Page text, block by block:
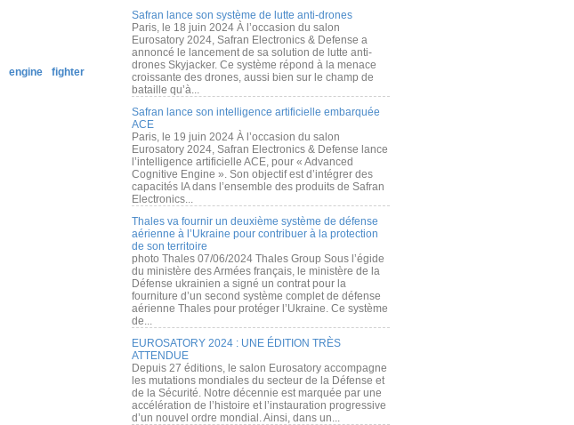
engine
fighter
Safran lance son système de lutte anti-drones
Paris, le 18 juin 2024 À l’occasion du salon
Eurosatory 2024, Safran Electronics & Defense a
annoncé le lancement de sa solution de lutte anti-
drones Skyjacker. Ce système répond à la menace
croissante des drones, aussi bien sur le champ de
bataille qu’à...
Safran lance son intelligence artificielle embarquée
ACE
Paris, le 19 juin 2024 À l’occasion du salon
Eurosatory 2024, Safran Electronics & Defense lance
l’intelligence artificielle ACE, pour « Advanced
Cognitive Engine ». Son objectif est d’intégrer des
capacités IA dans l’ensemble des produits de Safran
Electronics...
Thales va fournir un deuxième système de défense
aérienne à l’Ukraine pour contribuer à la protection
de son territoire
photo Thales 07/06/2024 Thales Group Sous l’égide
du ministère des Armées français, le ministère de la
Défense ukrainien a signé un contrat pour la
fourniture d’un second système complet de défense
aérienne Thales pour protéger l’Ukraine. Ce système
de...
EUROSATORY 2024 : UNE ÉDITION TRÈS
ATTENDUE
Depuis 27 éditions, le salon Eurosatory accompagne
les mutations mondiales du secteur de la Défense et
de la Sécurité. Notre décennie est marquée par une
accélération de l’histoire et l’instauration progressive
d’un nouvel ordre mondial. Ainsi, dans un...